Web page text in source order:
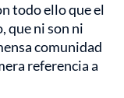
todo ello que el
que ni son ni
comunidad
referencia a